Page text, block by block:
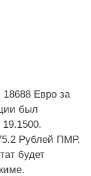
Евро за
был
19.1500.
Рублей ПМР.
будет